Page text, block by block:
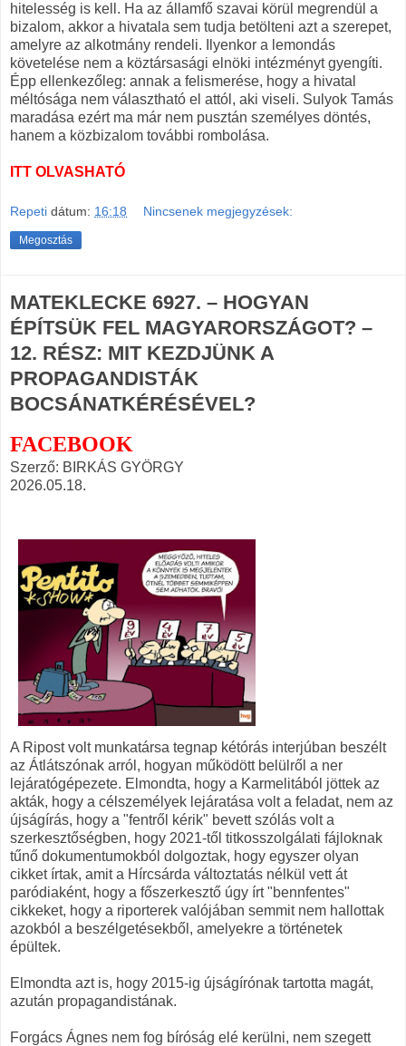
hitelesség is kell. Ha az államfő szavai körül megrendül a
bizalom, akkor a hivatala sem tudja betölteni azt a szerepet,
amelyre az alkotmány rendeli. Ilyenkor a lemondás
követelése nem a köztársasági elnöki intézményt gyengíti.
Épp ellenkezőleg: annak a felismerése, hogy a hivatal
méltósága nem választható el attól, aki viseli. Sulyok Tamás
maradása ezért ma már nem pusztán személyes döntés,
hanem a közbizalom további rombolása.
ITT OLVASHATÓ
Repeti dátum: 16:18 Nincsenek megjegyzések:
Megosztás
MATEKLECKE 6927. – HOGYAN
ÉPÍTSÜK FEL MAGYARORSZÁGOT? –
12. RÉSZ: MIT KEZDJÜNK A
PROPAGANDISTÁK
BOCSÁNATKÉRÉSÉVEL?
FACEBOOK
Szerző: BIRKÁS GYÖRGY
2026.05.18.
A Ripost volt munkatársa tegnap kétórás interjúban beszélt
az Átlátszónak arról, hogyan működött belülről a ner
lejáratógépezete. Elmondta, hogy a Karmelitából jöttek az
akták, hogy a célszemélyek lejáratása volt a feladat, nem az
újságírás, hogy a "fentről kérik" bevett szólás volt a
szerkesztőségben, hogy 2021-től titkosszolgálati fájloknak
tűnő dokumentumokból dolgoztak, hogy egyszer olyan
cikket írtak, amit a Hírcsárda változtatás nélkül vett át
paródiaként, hogy a főszerkesztő úgy írt "bennfentes"
cikkeket, hogy a riporterek valójában semmit nem hallottak
azokból a beszélgetésekből, amelyekre a történetek
épültek.
Elmondta azt is, hogy 2015-ig újságírónak tartotta magát,
azután propagandistának.
Forgács Ágnes nem fog bíróság elé kerülni, nem szegett